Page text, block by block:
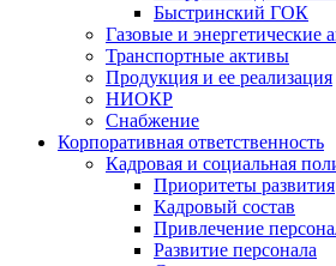
Быстринский ГОК
Газовые и энергетические
Транспортные активы
Продукция и ее реализация
НИОКР
Снабжение
Корпоративная ответственность
Кадровая и социальная
Приоритеты развития
Кадровый состав
Привлечение
Развитие персонала